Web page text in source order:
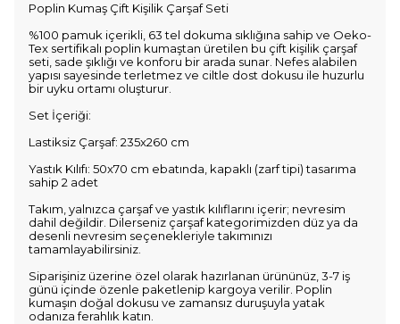
Poplin Kumaş Çift Kişilik Çarşaf Seti
%100 pamuk içerikli, 63 tel dokuma sıklığına sahip ve Oeko-
Tex sertifikalı poplin kumaştan üretilen bu çift kişilik çarşaf
seti, sade şıklığı ve konforu bir arada sunar. Nefes alabilen
yapısı sayesinde terletmez ve ciltle dost dokusu ile huzurlu
bir uyku ortamı oluşturur.
Set İçeriği:
Lastiksiz Çarşaf: 235x260 cm
Yastık Kılıfı: 50x70 cm ebatında, kapaklı (zarf tipi) tasarıma
sahip 2 adet
Takım, yalnızca çarşaf ve yastık kılıflarını içerir; nevresim
dahil değildir. Dilerseniz çarşaf kategorimizden düz ya da
desenli nevresim seçenekleriyle takımınızı
tamamlayabilirsiniz.
Siparişiniz üzerine özel olarak hazırlanan ürününüz, 3-7 iş
günü içinde özenle paketlenip kargoya verilir. Poplin
kumaşın doğal dokusu ve zamansız duruşuyla yatak
odanıza ferahlık katın.